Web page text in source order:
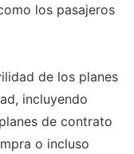
los pasajeros
de los planes
incluyendo
de contrato
o incluso